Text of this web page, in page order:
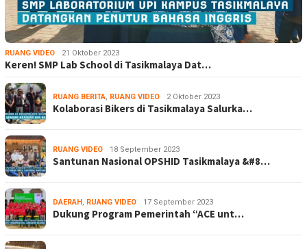
RUANG VIDEO 21 Oktober 2023
Keren! SMP Lab School di Tasikmalaya Dat…
RUANG BERITA RUANG VIDEO 2 Oktober 2023
Kolaborasi Bikers di Tasikmalaya Salurka…
RUANG VIDEO 18 September 2023
Santunan Nasional OPSHID Tasikmalaya &#8…
DAERAH RUANG VIDEO 17 September 2023
Dukung Program Pemerintah “ACE unt…